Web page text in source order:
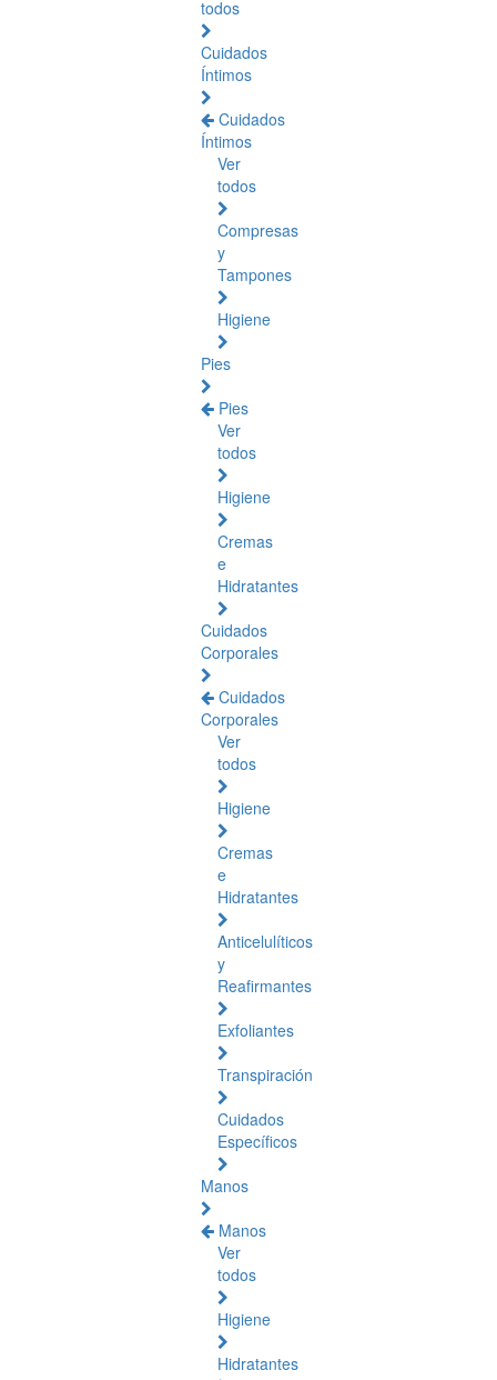
todos
Cuidados
Íntimos
Cuidados
Íntimos
Ver
todos
Compresas
y
Tampones
Higiene
Pies
Pies
Ver
todos
Higiene
Cremas
e
Hidratantes
Cuidados
Corporales
Cuidados
Corporales
Ver
todos
Higiene
Cremas
e
Hidratantes
Anticelulíticos
y
Reafirmantes
Exfoliantes
Transpiración
Cuidados
Específicos
Manos
Manos
Ver
todos
Higiene
Hidratantes